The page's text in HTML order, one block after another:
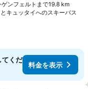
ンフェルトまで19.8 km
キュッタイへのスキーバス
てくだ
料金を表示